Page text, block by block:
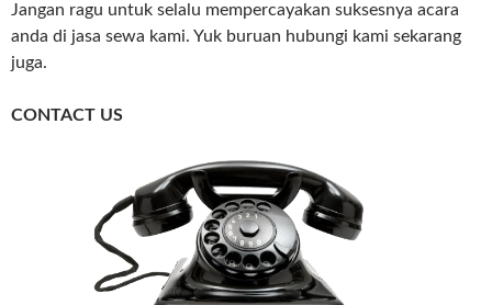
Jangan ragu untuk selalu mempercayakan suksesnya acara
anda di jasa sewa kami. Yuk buruan hubungi kami sekarang
juga.
CONTACT US